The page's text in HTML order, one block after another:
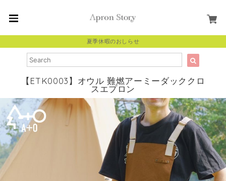
夏季休暇のおしらせ
【ETK0003】オウル 難燃アーミーダッククロ
スエプロン